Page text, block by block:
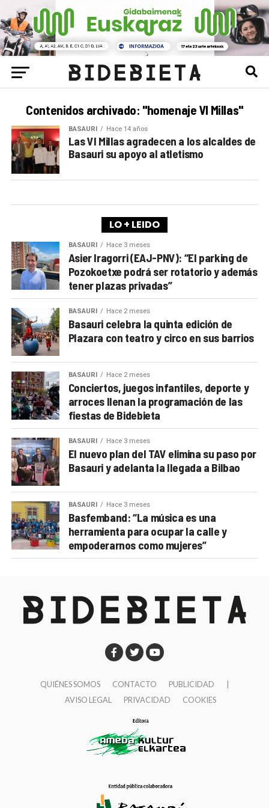
Contenidos archivado: "homenaje VI Millas"
BASAURI Hace 14 años
Las VI Millas agradecen a los alcaldes de
Basauri su apoyo al atletismo
LO + LEIDO
BASAURI Hace 3 meses
Asier Iragorri (EAJ-PNV): “El parking de
Pozokoetxe podrá ser rotatorio y además
tener plazas privadas”
BASAURI Hace 2 meses
Basauri celebra la quinta edición de
Plazara con teatro y circo en sus barrios
BASAURI Hace 2 meses
Conciertos, juegos infantiles, deporte y
arroces llenan la programación de las
fiestas de Bidebieta
BASAURI Hace 3 meses
El nuevo plan del TAV elimina su paso por
Basauri y adelanta la llegada a Bilbao
BASAURI Hace 3 meses
Basfemband: “La música es una
herramienta para ocupar la calle y
empoderarnos como mujeres”
QUIÉNES SOMOS CONTACTO PUBLICIDAD
AVISO LEGAL
PRIVACIDAD COOKIES